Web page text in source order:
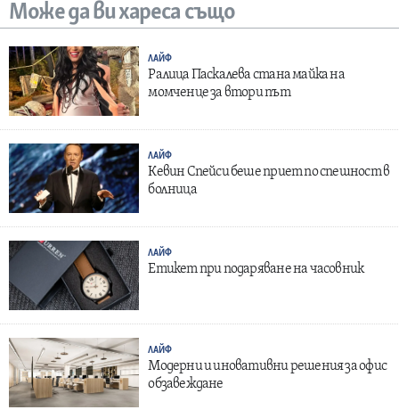
Може да ви хареса също
ЛАЙФ
Ралица Паскалева стана майка на
момченце за втори път
ЛАЙФ
Кевин Спейси беше приет по спешност в
болница
ЛАЙФ
Етикет при подаряване на часовник
ЛАЙФ
Модерни и иновативни решения за офис
обзавеждане